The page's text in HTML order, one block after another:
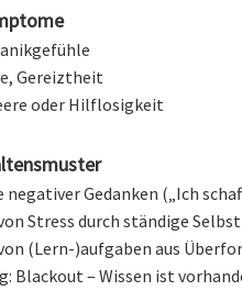
Gereiztheit
oder Hilflosigkeit
negativer Gedanken („Ich
Stress durch ständige
(Lern-)aufgaben aus
Blackout – Wissen ist